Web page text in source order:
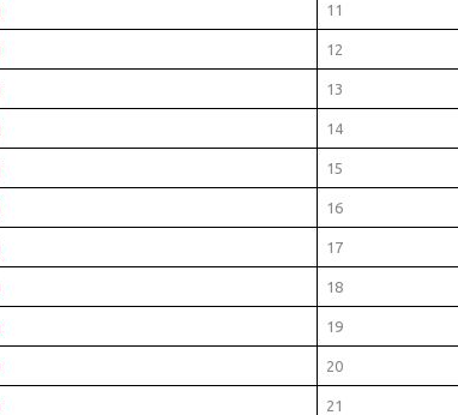
11
12
13
14
15
16
17
18
19
20
21